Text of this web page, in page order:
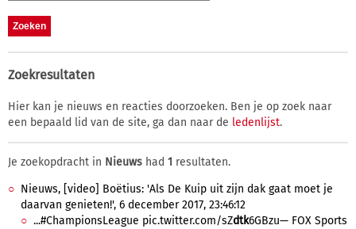
Zoekresultaten
Hier kan je nieuws en reacties doorzoeken. Ben je op zoek naar
een bepaald lid van de site, ga dan naar de ledenlijst.
Je zoekopdracht in Nieuws had 1 resultaten.
Nieuws, [video] Boëtius: 'Als De Kuip uit zijn dak gaat moet je
daarvan genieten!', 6 december 2017, 23:46:12
...#ChampionsLeague pic.twitter.com/sZdtk6GBzu— FOX Sports